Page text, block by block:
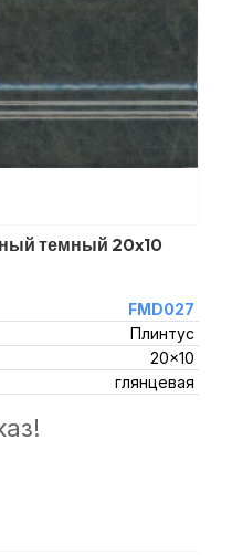
темный 20x10
FMD027
Плинтус
20x10
глянцевая